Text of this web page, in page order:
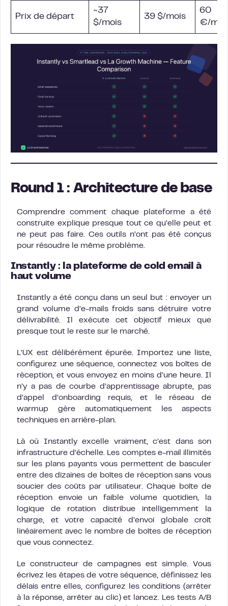
Prix de départ
~37
$/mois
39 $/mois
60
€/
Round 1 : Architecture de base
Comprendre comment chaque plateforme a été
construite explique presque tout ce qu’elle peut et
ne peut pas faire. Ces outils n’ont pas été conçus
pour résoudre le même problème.
Instantly : la plateforme de cold email à
haut volume
Instantly a été conçu dans un seul but : envoyer un
grand volume d’e-mails froids sans détruire votre
délivrabilité. Il exécute cet objectif mieux que
presque tout le reste sur le marché.
L’UX est délibérément épurée. Importez une liste,
configurez une séquence, connectez vos boîtes de
réception, et vous envoyez en moins d’une heure. Il
n’y a pas de courbe d’apprentissage abrupte, pas
d’appel d’onboarding requis, et le réseau de
warmup gère automatiquement les aspects
techniques en arrière-plan.
Là où Instantly excelle vraiment, c’est dans son
infrastructure d’échelle. Les comptes e-mail illimités
sur les plans payants vous permettent de basculer
entre des dizaines de boîtes de réception sans vous
soucier des coûts par utilisateur. Chaque boîte de
réception envoie un faible volume quotidien, la
logique de rotation distribue intelligemment la
charge, et votre capacité d’envoi globale croît
linéairement avec le nombre de boîtes de réception
que vous connectez.
Le constructeur de campagnes est simple. Vous
écrivez les étapes de votre séquence, définissez les
délais entre elles, configurez les conditions (arrêter
à la réponse, arrêter au clic) et lancez. Les tests A/B